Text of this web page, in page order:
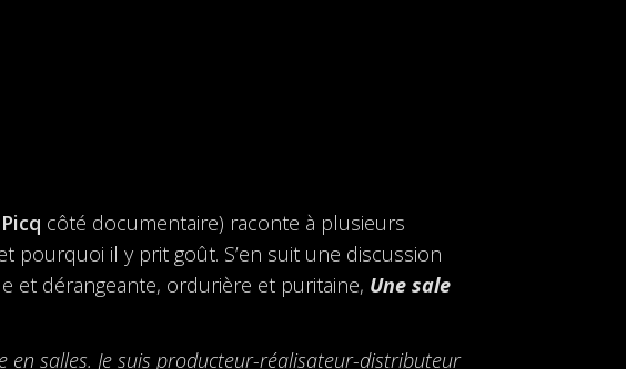
côté documentaire) raconte à plusieurs
pourquoi il y prit goût. S’en suit une discussion
et dérangeante, ordurière et puritaine, Une sale
en salles. Je suis producteur-réalisateur-distributeur